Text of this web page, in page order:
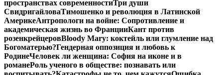
пространствах современностиТри души
СвидригайловаТимошенко и революция в Латинской
АмерикеАнтропологи на войне: Сопротивление и
академическая жизнь во ФранцииКант против
розенкрейцеровBloody Mary: коктейль или глумление над
Богоматерью?Гендерная оппозиция и любовь к
РодинеЧеловек ли женщина: София на иконе и в
романеРоль ученого в обществе: познавать или